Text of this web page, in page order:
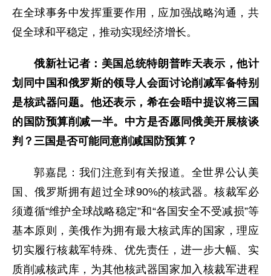
在全球事务中发挥重要作用，应加强战略沟通，共
促全球和平稳定，推动实现经济增长。
俄新社记者：美国总统特朗普昨天表示，他计
划同中国和俄罗斯的领导人会面讨论削减军备特别
是核武器问题。他还表示，希在会晤中提议将三国
的国防预算削减一半。中方是否愿同俄美开展核谈
判？三国是否可能同意削减国防预算？
郭嘉昆：我们注意到有关报道。全世界公认美
国、俄罗斯拥有超过全球90%的核武器。核裁军必
须遵循“维护全球战略稳定”和“各国安全不受减损”等
基本原则，美俄作为拥有最大核武库的国家，理应
切实履行核裁军特殊、优先责任，进一步大幅、实
质削减核武库，为其他核武器国家加入核裁军进程